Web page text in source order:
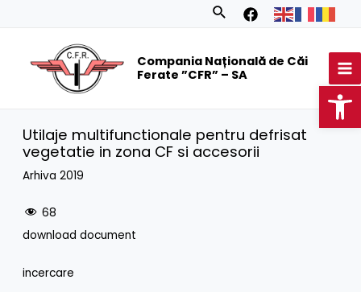
Search
Compania Națională de Căi
Ferate ”CFR” – SA
Utilaje multifunctionale pentru defrisat
vegetatie in zona CF si accesorii
Arhiva 2019
68
download document
incercare